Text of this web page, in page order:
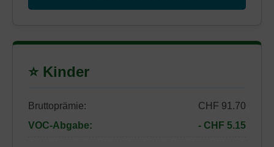
⭐ Kinder
Bruttoprämie:
CHF 91.70
VOC-Abgabe:
- CHF 5.15